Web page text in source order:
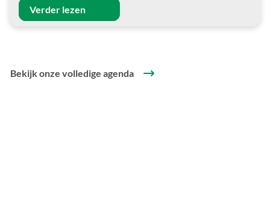
Verder lezen
Bekijk onze volledige agenda